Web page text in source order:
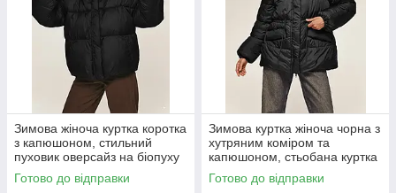
Зимова жіноча куртка коротка
з капюшоном, стильний
пуховик оверсайз на біопуху
(до -15°C) 48-50 розмір
чорна
Готово до відправки
Зимова куртка жіноча чорна з
хутряним коміром та
капюшоном, стьобана куртка
на кулісці (біопух до -20°C)
46-52 розмір
Готово до відправки